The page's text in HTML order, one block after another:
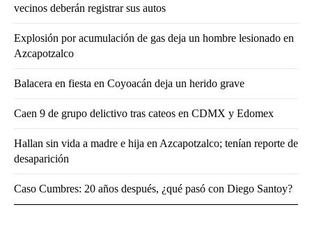
vecinos deberán registrar sus autos
Explosión por acumulación de gas deja un hombre lesionado en
Azcapotzalco
Balacera en fiesta en Coyoacán deja un herido grave
Caen 9 de grupo delictivo tras cateos en CDMX y Edomex
Hallan sin vida a madre e hija en Azcapotzalco; tenían reporte de
desaparición
Caso Cumbres: 20 años después, ¿qué pasó con Diego Santoy?